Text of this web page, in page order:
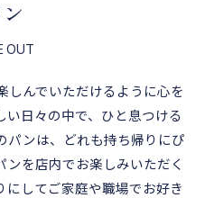
OUT
しんでいただけるように心を
日々の中で、ひと息つける
パンは、どれも持ち帰りにぴ
ンを店内でお楽しみいただく
にしてご家庭や職場でお好き